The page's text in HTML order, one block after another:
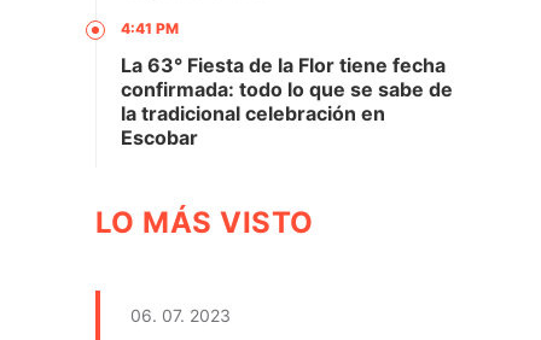
4:41 PM
La 63° Fiesta de la Flor tiene fecha
confirmada: todo lo que se sabe de
la tradicional celebración en
Escobar
LO MÁS VISTO
06. 07. 2023